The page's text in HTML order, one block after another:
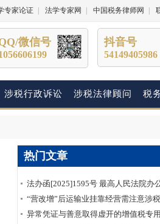
专家论证 法学专家网 中国税务律师网
微信号 抖音号
54149405986
涉税行政诉讼 涉税法律顾问 税
热门文章
法办函[2025]1595号 最高人民法院办
于明确虚开增值税专用发票“虚抵进项
为性质建议的答复
“营改增”后运输业挂靠经营需注意涉
异常凭证与善意取得虚开的增值税专